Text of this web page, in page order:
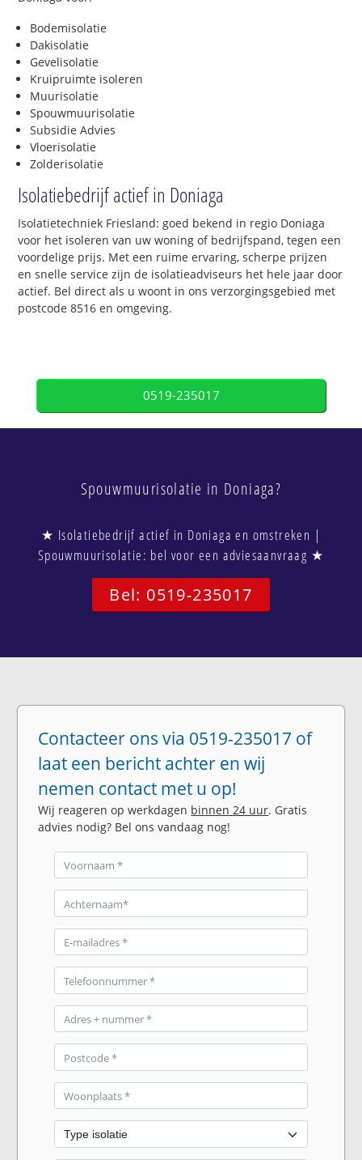
Bodemisolatie
Dakisolatie
Gevelisolatie
Kruipruimte isoleren
Muurisolatie
Spouwmuurisolatie
Subsidie Advies
Vloerisolatie
Zolderisolatie
Isolatiebedrijf actief in Doniaga
Isolatietechniek Friesland: goed bekend in regio Doniaga
voor het isoleren van uw woning of bedrijfspand, tegen een
voordelige prijs. Met een ruime ervaring, scherpe prijzen
en snelle service zijn de isolatieadviseurs het hele jaar door
actief. Bel direct als u woont in ons verzorgingsgebied met
postcode 8516 en omgeving.
0519-235017
Spouwmuurisolatie in Doniaga?
★ Isolatiebedrijf actief in Doniaga en omstreken |
Spouwmuurisolatie: bel voor een adviesaanvraag ★
Bel: 0519-235017
Contacteer ons via 0519-235017 of
laat een bericht achter en wij
nemen contact met u op!
Wij reageren op werkdagen binnen 24 uur. Gratis
advies nodig? Bel ons vandaag nog!